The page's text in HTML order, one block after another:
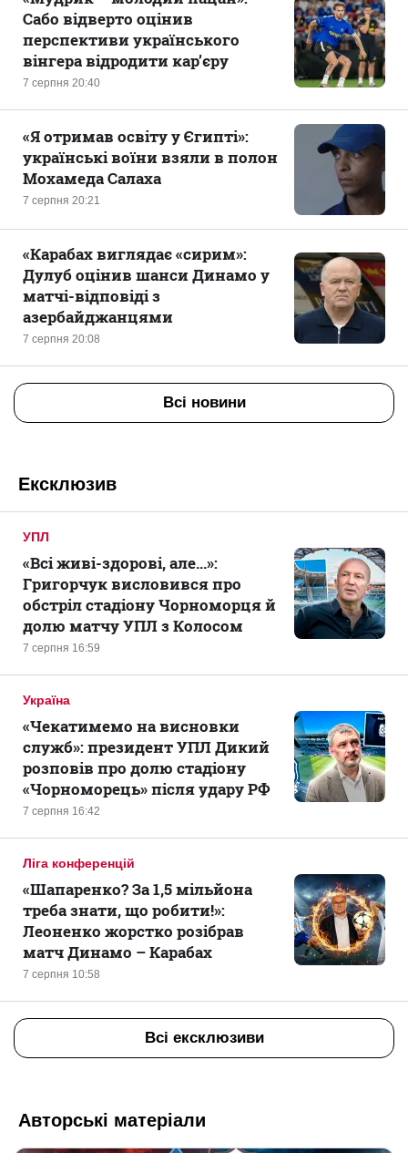
7 серпня 20:40
Сабо відверто оцінив
перспективи українського
вінгера відродити кар’єру
7 серпня 20:21
«Я отримав освіту у Єгипті»:
українські воїни взяли в полон
Мохамеда Салаха
7 серпня 20:08
«Карабах виглядає «сирим»:
Дулуб оцінив шанси Динамо у
матчі-відповіді з
азербайджанцями
Всі новини
Ексклюзив
УПЛ
7 серпня 16:59
«Всі живі-здорові, але...»:
Григорчук висловився про
обстріл стадіону Чорноморця й
долю матчу УПЛ з Колосом
Україна
7 серпня 16:42
«Чекатимемо на висновки
служб»: президент УПЛ Дикий
розповів про долю стадіону
«Чорноморець» після удару РФ
Ліга конференцій
7 серпня 10:58
«Шапаренко? За 1,5 мільйона
треба знати, що робити!»:
Леоненко жорстко розібрав
матч Динамо – Карабах
Всі ексклюзиви
Авторські матеріали